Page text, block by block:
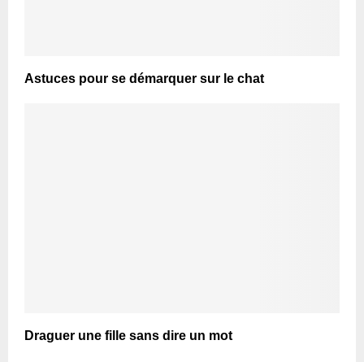
Astuces pour se démarquer sur le chat
Draguer une fille sans dire un mot